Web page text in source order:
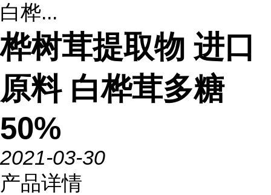
白桦...
桦树茸提取物 进口
原料 白桦茸多糖
50%
2021-03-30
产品详情